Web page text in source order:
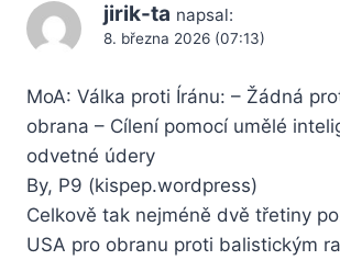
jirik-ta napsal:
8. března 2026 (07:13)
MoA: Válka proti Íránu: – Žádná
obrana – Cílení pomocí umělé
odvetné údery
By, P9 (kispep.wordpress)
Celkově tak nejméně dvě třetiny
USA pro obranu proti balistickým